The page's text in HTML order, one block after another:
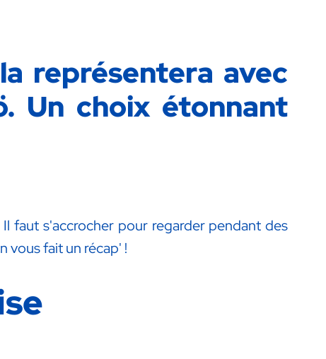
représentera avec
Un choix étonnant
faut s'accrocher pour regarder pendant des
vous fait un récap' !